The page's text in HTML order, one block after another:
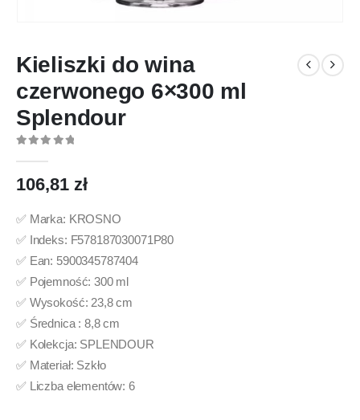
Kieliszki do wina
czerwonego 6×300 ml
Splendour
106,81 zł
✅ Marka: KROSNO
✅ Indeks: F578187030071P80
✅ Ean: 5900345787404
✅ Pojemność: 300 ml
✅ Wysokość: 23,8 cm
✅ Średnica : 8,8 cm
✅ Kolekcja: SPLENDOUR
✅ Materiał: Szkło
✅ Liczba elementów: 6